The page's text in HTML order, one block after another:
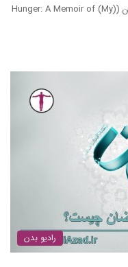
کتاب گرسنگی کتاب گرسنگی ، سرگذشت بدن من (Hunger: A Memoir of (My)
رادیو بدن